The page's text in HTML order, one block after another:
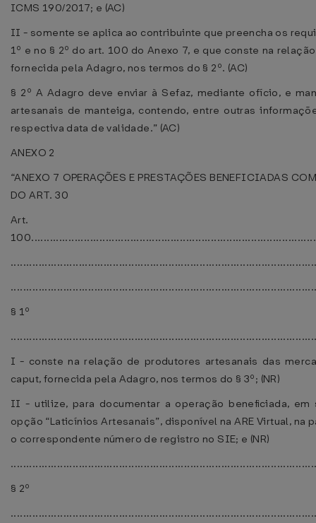
ICMS 190/2017; e (AC)
II - somente se aplica ao contribuinte que preencha os
1º e no § 2º do art. 100 do Anexo 7, e que conste na
fornecida pela Adagro, nos termos do § 2º. (AC)
§ 2º A Adagro deve enviar à Sefaz, mediante ofício, e
artesanais de manteiga, contendo, entre outras
respectiva data de validade.” (AC)
ANEXO 2
“ANEXO 7 OPERAÇÕES E PRESTAÇÕES BENEFICIADAS
DO ART. 30
Art.
§ 1º
I - conste na relação de produtores artesanais das
caput, fornecida pela Adagro, nos termos do § 3º; (NR)
II - utilize, para documentar a operação beneﬁciada, em
opção “Laticínios Artesanais”, disponível na ARE Virtual,
o correspondente número de registro no SIE; e (NR)
§ 2º